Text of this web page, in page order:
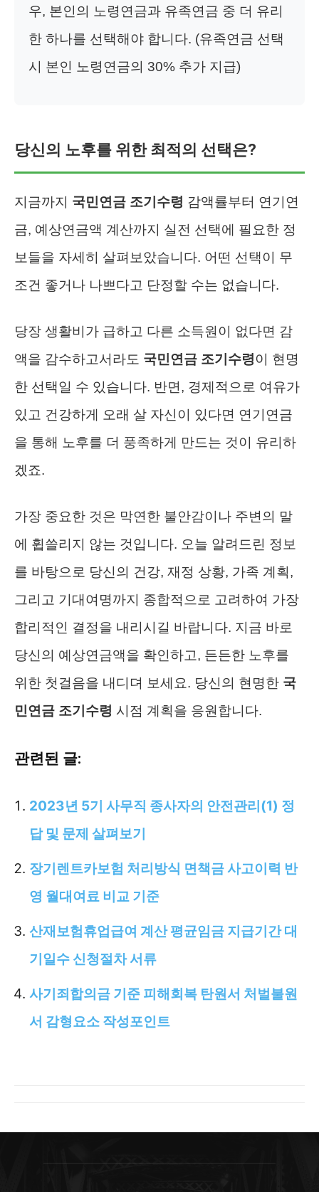
우, 본인의 노령연금과 유족연금 중 더 유리
한 하나를 선택해야 합니다. (유족연금 선택
시 본인 노령연금의 30% 추가 지급)
당신의 노후를 위한 최적의 선택은?
지금까지 국민연금 조기수령 감액률부터 연기연
금, 예상연금액 계산까지 실전 선택에 필요한 정
보들을 자세히 살펴보았습니다. 어떤 선택이 무
조건 좋거나 나쁘다고 단정할 수는 없습니다.
당장 생활비가 급하고 다른 소득원이 없다면 감
액을 감수하고서라도 국민연금 조기수령이 현명
한 선택일 수 있습니다. 반면, 경제적으로 여유가
있고 건강하게 오래 살 자신이 있다면 연기연금
을 통해 노후를 더 풍족하게 만드는 것이 유리하
겠죠.
가장 중요한 것은 막연한 불안감이나 주변의 말
에 휩쓸리지 않는 것입니다. 오늘 알려드린 정보
를 바탕으로 당신의 건강, 재정 상황, 가족 계획,
그리고 기대여명까지 종합적으로 고려하여 가장
합리적인 결정을 내리시길 바랍니다. 지금 바로
당신의 예상연금액을 확인하고, 든든한 노후를
위한 첫걸음을 내디뎌 보세요. 당신의 현명한 국
민연금 조기수령 시점 계획을 응원합니다.
관련된 글:
2023년 5기 사무직 종사자의 안전관리(1) 정
답 및 문제 살펴보기
장기렌트카보험 처리방식 면책금 사고이력 반
영 월대여료 비교 기준
산재보험휴업급여 계산 평균임금 지급기간 대
기일수 신청절차 서류
사기죄합의금 기준 피해회복 탄원서 처벌불원
서 감형요소 작성포인트